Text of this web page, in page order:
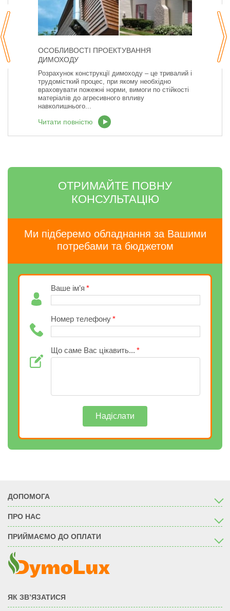
ОСОБЛИВОСТІ ПРОЕКТУВАННЯ
ДИМОХОДУ
Розрахунок конструкції димоходу – це тривалий і
трудомісткий процес, при якому необхідно
враховувати пожежні норми, вимоги по стійкості
матеріалів до агресивного впливу
навколишнього...
Читати повністю
ОТРИМАЙТЕ ПОВНУ
КОНСУЛЬТАЦІЮ
Ми підберемо обладнання за Вашими
потребами та бюджетом
Ваше ім’я
Номер телефону
Що саме Вас цікавить...
Надіслати
ДОПОМОГА
ПРО НАС
ПРИЙМАЄМО ДО ОПЛАТИ
ЯК ЗВ’ЯЗАТИСЯ